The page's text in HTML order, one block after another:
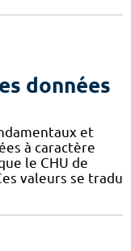
données
et
à caractère
le CHU de
valeurs se tradu